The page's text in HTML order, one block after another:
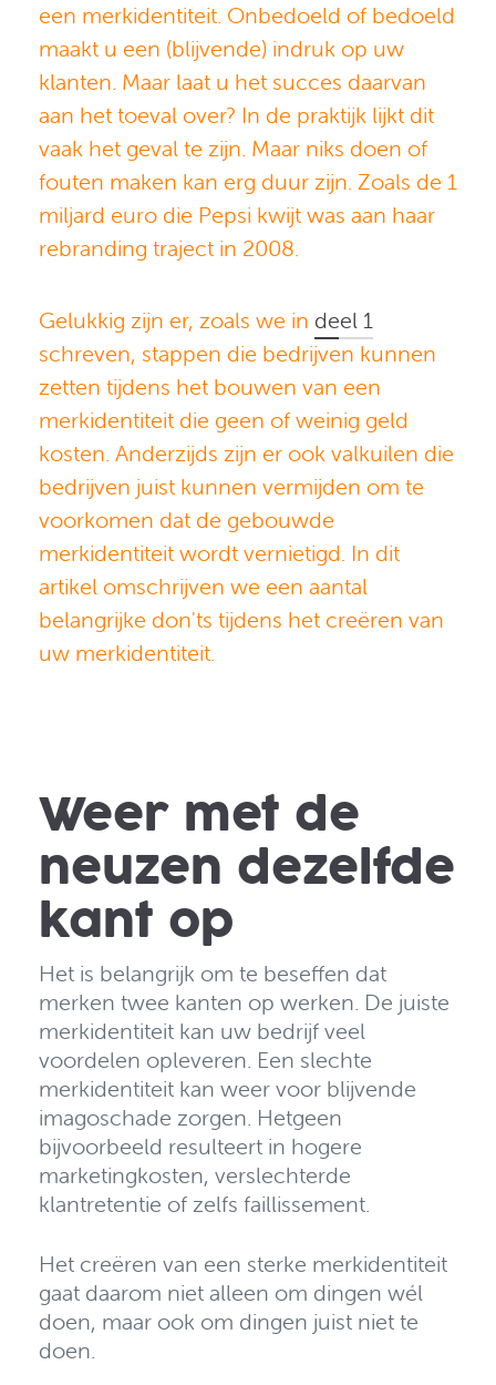
een merkidentiteit. Onbedoeld of bedoeld
maakt u een (blijvende) indruk op uw
klanten. Maar laat u het succes daarvan
aan het toeval over? In de praktijk lijkt dit
vaak het geval te zijn. Maar niks doen of
fouten maken kan erg duur zijn. Zoals de 1
miljard euro die Pepsi kwijt was aan haar
rebranding traject in 2008.
Gelukkig zijn er, zoals we in deel 1
schreven, stappen die bedrijven kunnen
zetten tijdens het bouwen van een
merkidentiteit die geen of weinig geld
kosten. Anderzijds zijn er ook valkuilen die
bedrijven juist kunnen vermijden om te
voorkomen dat de gebouwde
merkidentiteit wordt vernietigd. In dit
artikel omschrijven we een aantal
belangrijke don'ts tijdens het creëren van
uw merkidentiteit.
Weer met de
neuzen dezelfde
kant op
Het is belangrijk om te beseffen dat
merken twee kanten op werken. De juiste
merkidentiteit kan uw bedrijf veel
voordelen opleveren. Een slechte
merkidentiteit kan weer voor blijvende
imagoschade zorgen. Hetgeen
bijvoorbeeld resulteert in hogere
marketingkosten, verslechterde
klantretentie of zelfs faillissement.
Het creëren van een sterke merkidentiteit
gaat daarom niet alleen om dingen wél
doen, maar ook om dingen juist niet te
doen.